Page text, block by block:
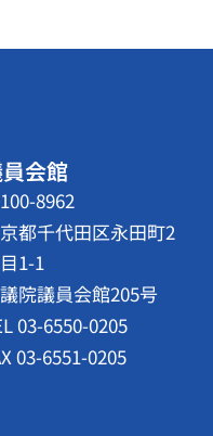
会館
8962
都千代田区永田町2
1-1
院議員会館205号
03-6550-0205
03-6551-0205